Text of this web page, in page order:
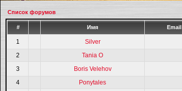
Список форумов
# Имя Email
1 Silver
2
Tania O
3
Boris Velehov
4
Ponytales